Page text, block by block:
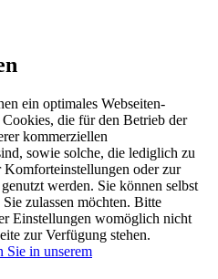
ein optimales Webseiten-
die für den Betrieb der
kommerziellen
sowie solche, die lediglich zu
oder zur
werden. Sie können selbst
zulassen möchten. Bitte
Einstellungen womöglich nicht
zur Verfügung stehen.
in unserem